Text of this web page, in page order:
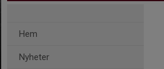
Hem
Nyheter